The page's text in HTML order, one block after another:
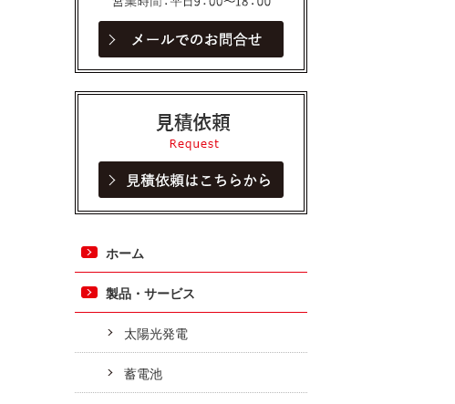
ホーム
製品・サービス
太陽光発電
蓄電池